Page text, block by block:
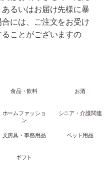
るいはお届け先様に暴
には、ご注文をお受け
ことがございますの
食品・飲料 お酒
ホームファッショ
ン
シニア・介護関連
文房具・事務用品 ペット用品
ギフト